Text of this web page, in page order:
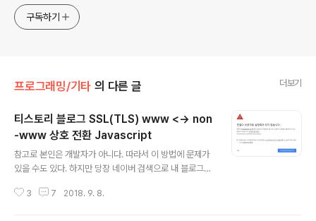
구독하기
프로그래밍/기타 의 다른 글 더보기
티스토리 블로그 SSL(TLS) www <-> non
-www 상호 전환 Javascript
참고로 본인은 개발자가 아니다. 따라서 이 방법에 문제가
있을 수도 있다. 하지만 당장 네이버 검색으로 내 블로그에
기 때문에, 어쩔 수 없이 이렇게 처리해 두었다. 사건의 발
3 7 2018. 9. 8.